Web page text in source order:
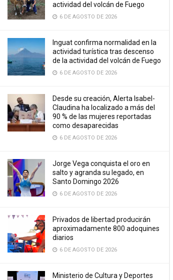
actividad del volcán de Fuego
6 DE AGOSTO DE 2026
Inguat confirma normalidad en la
actividad turística tras descenso
de la actividad del volcán de Fuego
6 DE AGOSTO DE 2026
Desde su creación, Alerta Isabel-
Claudina ha localizado a más del
90 % de las mujeres reportadas
como desaparecidas
6 DE AGOSTO DE 2026
Jorge Vega conquista el oro en
salto y agranda su legado, en
Santo Domingo 2026
6 DE AGOSTO DE 2026
Privados de libertad producirán
aproximadamente 800 adoquines
diarios
6 DE AGOSTO DE 2026
Ministerio de Cultura y Deportes